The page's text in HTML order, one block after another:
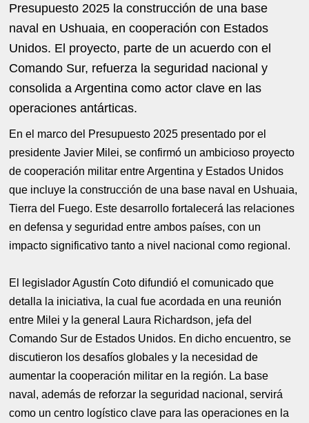
Presupuesto 2025 la construcción de una base
naval en Ushuaia, en cooperación con Estados
Unidos. El proyecto, parte de un acuerdo con el
Comando Sur, refuerza la seguridad nacional y
consolida a Argentina como actor clave en las
operaciones antárticas.
En el marco del Presupuesto 2025 presentado por el
presidente Javier Milei, se confirmó un ambicioso proyecto
de cooperación militar entre Argentina y Estados Unidos
que incluye la construcción de una base naval en Ushuaia,
Tierra del Fuego. Este desarrollo fortalecerá las relaciones
en defensa y seguridad entre ambos países, con un
impacto significativo tanto a nivel nacional como regional.
El legislador Agustín Coto difundió el comunicado que
detalla la iniciativa, la cual fue acordada en una reunión
entre Milei y la general Laura Richardson, jefa del
Comando Sur de Estados Unidos. En dicho encuentro, se
discutieron los desafíos globales y la necesidad de
aumentar la cooperación militar en la región. La base
naval, además de reforzar la seguridad nacional, servirá
como un centro logístico clave para las operaciones en la